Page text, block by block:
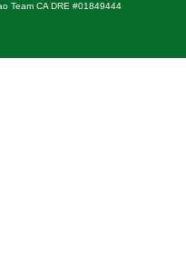
Team CA DRE #01849444